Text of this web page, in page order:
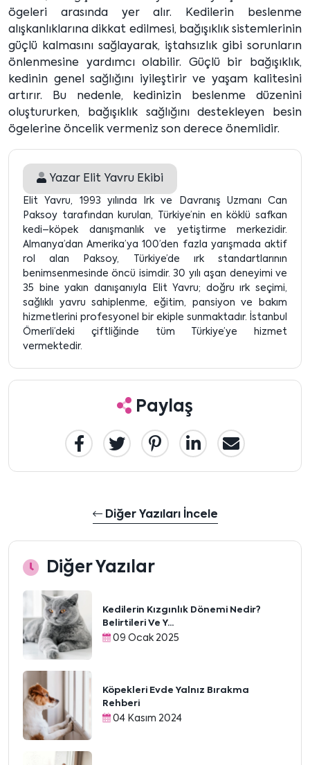
ögeleri arasında yer alır. Kedilerin beslenme
alışkanlıklarına dikkat edilmesi, bağışıklık sistemlerinin
güçlü kalmasını sağlayarak, iştahsızlık gibi sorunların
önlenmesine yardımcı olabilir. Güçlü bir bağışıklık,
kedinin genel sağlığını iyileştirir ve yaşam kalitesini
artırır. Bu nedenle, kedinizin beslenme düzenini
oluştururken, bağışıklık sağlığını destekleyen besin
ögelerine öncelik vermeniz son derece önemlidir.
Yazar Elit Yavru Ekibi
Elit Yavru, 1993 yılında Irk ve Davranış Uzmanı Can
Paksoy tarafından kurulan, Türkiye’nin en köklü safkan
kedi–köpek danışmanlık ve yetiştirme merkezidir.
Almanya’dan Amerika’ya 100’den fazla yarışmada aktif
rol alan Paksoy, Türkiye’de ırk standartlarının
benimsenmesinde öncü isimdir. 30 yılı aşan deneyimi ve
35 bine yakın danışanıyla Elit Yavru; doğru ırk seçimi,
sağlıklı yavru sahiplenme, eğitim, pansiyon ve bakım
hizmetlerini profesyonel bir ekiple sunmaktadır. İstanbul
Ömerli’deki çiftliğinde tüm Türkiye’ye hizmet
vermektedir.
Paylaş
Diğer Yazıları İncele
Diğer Yazılar
Kedilerin Kızgınlık Dönemi Nedir?
Belirtileri Ve Y...
09 Ocak 2025
Köpekleri Evde Yalnız Bırakma
Rehberi
04 Kasım 2024